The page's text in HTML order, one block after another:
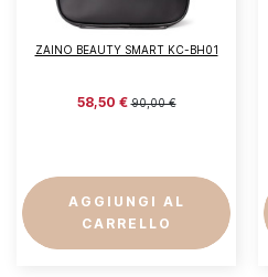
ZAINO BEAUTY SMART KC-BH01
58,50 €90,00 €
AGGIUNGI AL
CARRELLO